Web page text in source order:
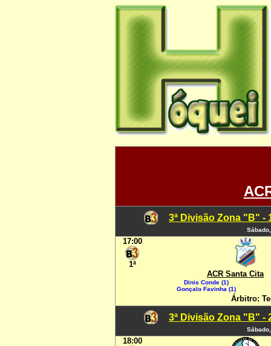
3ª Divisão Zona "B" -
17:00
1ª
ACR Santa Cita
Dinis Conde (1)
Gonçalo Favinha (1)
Árbitro:
3ª Divisão Zona "B" -
18:00